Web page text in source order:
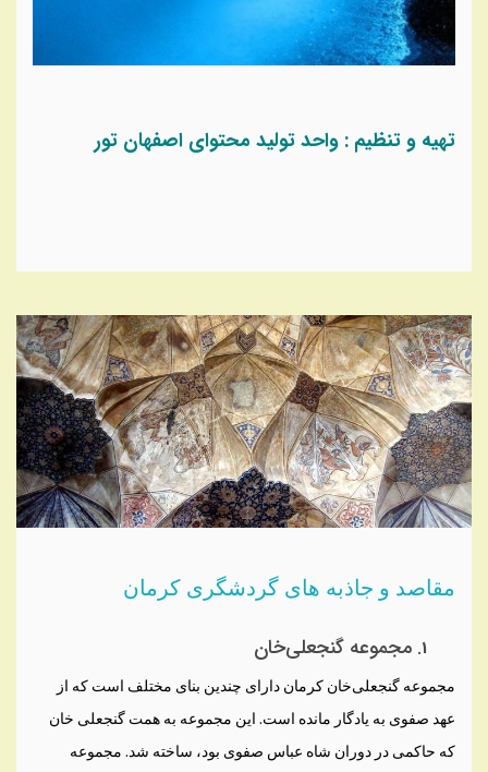
تهیه و تنظیم : واحد تولید محتوای اصفهان تور
مقاصد و جاذبه های گردشگری کرمان
مجموعه گنجعلی‌خان
مجموعه گنجعلی‌خان کرمان دارای چندین بنای مختلف است که از
عهد صفوی به یادگار مانده است. این مجموعه به همت گنجعلی خان
که حاکمی در دوران شاه عباس صفوی بود، ساخته شد. مجموعه